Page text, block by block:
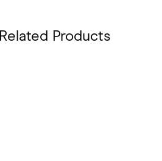
Related Products